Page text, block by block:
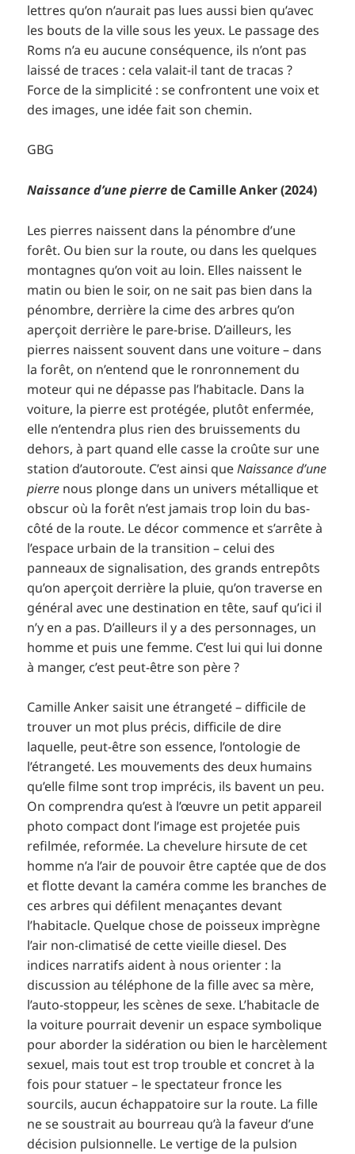
lettres qu’on n’aurait pas lues aussi bien qu’avec
les bouts de la ville sous les yeux. Le passage des
Roms n’a eu aucune conséquence, ils n’ont pas
laissé de traces : cela valait-il tant de tracas ?
Force de la simplicité : se confrontent une voix et
des images, une idée fait son chemin.
GBG
Naissance d’une pierrede Camille Anker (2024)
Les pierres naissent dans la pénombre d’une
forêt. Ou bien sur la route, ou dans les quelques
montagnes qu’on voit au loin. Elles naissent le
matin ou bien le soir, on ne sait pas bien dans la
pénombre, derrière la cime des arbres qu’on
aperçoit derrière le pare-brise. D’ailleurs, les
pierres naissent souvent dans une voiture – dans
la forêt, on n’entend que le ronronnement du
moteur qui ne dépasse pas l’habitacle. Dans la
voiture, la pierre est protégée, plutôt enfermée,
elle n’entendra plus rien des bruissements du
dehors, à part quand elle casse la croûte sur une
station d’autoroute. C’est ainsi queNaissance d’une
pierre nous plonge dans un univers métallique et
obscur où la forêt n’est jamais trop loin du bas-
côté de la route. Le décor commence et s’arrête à
l’espace urbain de la transition – celui des
panneaux de signalisation, des grands entrepôts
qu’on aperçoit derrière la pluie, qu’on traverse en
général avec une destination en tête, sauf qu’ici il
n’y en a pas. D’ailleurs il y a des personnages, un
homme et puis une femme. C’est lui qui lui donne
à manger, c’est peut-être son père ?
Camille Anker saisit une étrangeté – difficile de
trouver un mot plus précis, difficile de dire
laquelle, peut-être son essence, l’ontologie de
l’étrangeté. Les mouvements des deux humains
qu’elle filme sont trop imprécis, ils bavent un peu.
On comprendra qu’est à l’œuvre un petit appareil
photo compact dont l’image est projetée puis
refilmée, reformée. La chevelure hirsute de cet
homme n’a l’air de pouvoir être captée que de dos
et flotte devant la caméra comme les branches de
ces arbres qui défilent menaçantes devant
l’habitacle. Quelque chose de poisseux imprègne
l’air non-climatisé de cette vieille diesel. Des
indices narratifs aident à nous orienter : la
discussion au téléphone de la fille avec sa mère,
l’auto-stoppeur, les scènes de sexe. L’habitacle de
la voiture pourrait devenir un espace symbolique
pour aborder la sidération ou bien le harcèlement
sexuel, mais tout est trop trouble et concret à la
fois pour statuer – le spectateur fronce les
sourcils, aucun échappatoire sur la route. La fille
ne se soustrait au bourreau qu’à la faveur d’une
décision pulsionnelle. Le vertige de la pulsion